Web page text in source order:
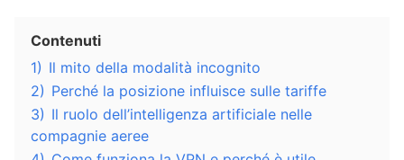
Contenuti
1) Il mito della modalità incognito
2) Perché la posizione influisce sulle tariffe
3) Il ruolo dell’intelligenza artificiale nelle
compagnie aeree